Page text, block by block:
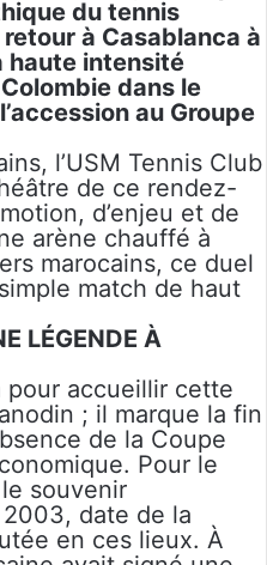
du tennis
à Casablanca à
haute intensité
dans le
au Groupe
l’USM Tennis Club
de ce rendez-
d’enjeu et de
arène chauffé à
marocains, ce duel
match de haut
LÉGENDE À
pour accueillir cette
; il marque la fin
de la Coupe
Pour le
souvenir
2003, date de la
en ces lieux. À